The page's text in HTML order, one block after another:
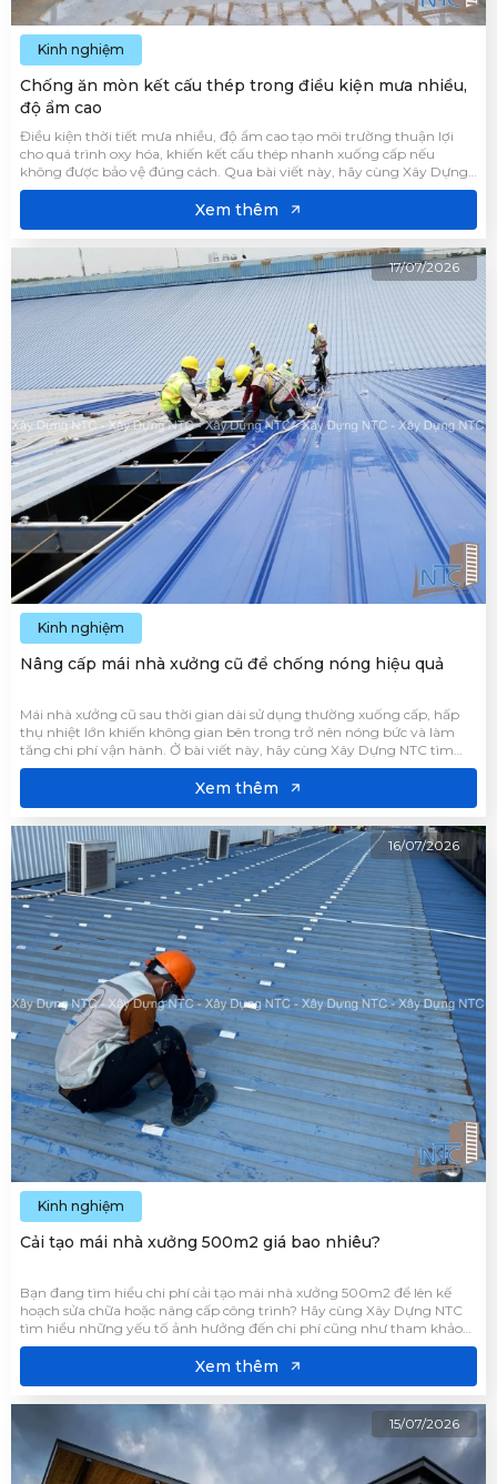
Kinh nghiệm
Chống ăn mòn kết cấu thép trong điều kiện mưa nhiều,
độ ẩm cao
Điều kiện thời tiết mưa nhiều, độ ẩm cao tạo môi trường thuận lợi
cho quá trình oxy hóa, khiến kết cấu thép nhanh xuống cấp nếu
không được bảo vệ đúng cách. Qua bài viết này, hãy cùng Xây Dựng
NTC tìm hiểu nguyên nhân gây ăn mòn và các giải pháp chống ăn
mòn kết cấu thép hiệu quả.Xem thêm
17/07/2026
Kinh nghiệm
Nâng cấp mái nhà xưởng cũ để chống nóng hiệu quả
Mái nhà xưởng cũ sau thời gian dài sử dụng thường xuống cấp, hấp
thụ nhiệt lớn khiến không gian bên trong trở nên nóng bức và làm
tăng chi phí vận hành. Ở bài viết này, hãy cùng Xây Dựng NTC tìm
hiểu những giải pháp nâng cấp mái nhà xưởng chống nóng hiệu quả
Xem thêm
16/07/2026
Kinh nghiệm
Cải tạo mái nhà xưởng 500m2 giá bao nhiêu?
Bạn đang tìm hiểu chi phí cải tạo mái nhà xưởng 500m2 để lên kế
hoạch sửa chữa hoặc nâng cấp công trình? Hãy cùng Xây Dựng NTC
tìm hiểu những yếu tố ảnh hưởng đến chi phí cũng như tham khảo
mức giá phổ biến để lựa chọn giải pháp phù hợp với nhu cầu của
doanh nghiệp qua bài viết này.Xem thêm
15/07/2026